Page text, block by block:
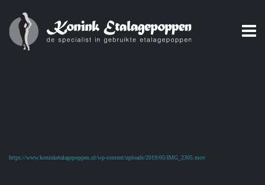
https://www.koninketalagepoppen.nl/wp-content/uploads/2019/05/IMG_2305.mov